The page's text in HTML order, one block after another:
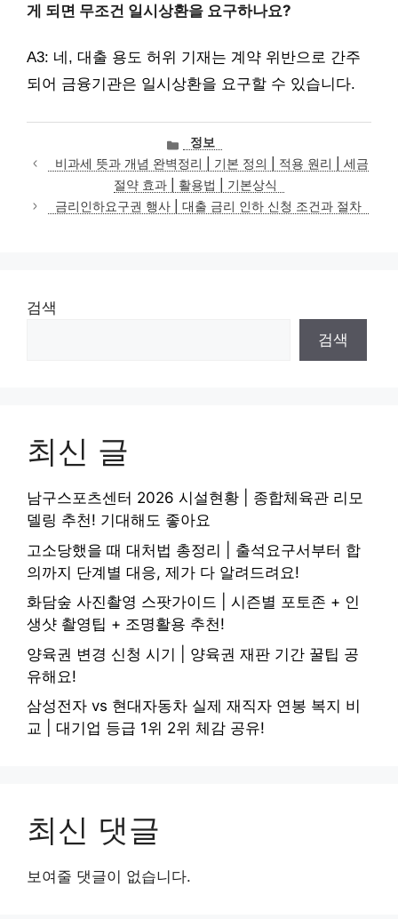
게 되면 무조건 일시상환을 요구하나요?
A3: 네, 대출 용도 허위 기재는 계약 위반으로 간주
되어 금융기관은 일시상환을 요구할 수 있습니다.
카
테
고
리
정보
비과세 뜻과 개념 완벽정리 | 기본 정의 | 적용 원리 | 세금
절약 효과 | 활용법 | 기본상식
금리인하요구권 행사 | 대출 금리 인하 신청 조건과 절차
검색
검색
최신 글
남구스포츠센터 2026 시설현황 | 종합체육관 리모
델링 추천! 기대해도 좋아요
고소당했을 때 대처법 총정리 | 출석요구서부터 합
의까지 단계별 대응, 제가 다 알려드려요!
화담숲 사진촬영 스팟가이드 | 시즌별 포토존 + 인
생샷 촬영팁 + 조명활용 추천!
양육권 변경 신청 시기 | 양육권 재판 기간 꿀팁 공
유해요!
삼성전자 vs 현대자동차 실제 재직자 연봉 복지 비
교 | 대기업 등급 1위 2위 체감 공유!
최신 댓글
보여줄 댓글이 없습니다.